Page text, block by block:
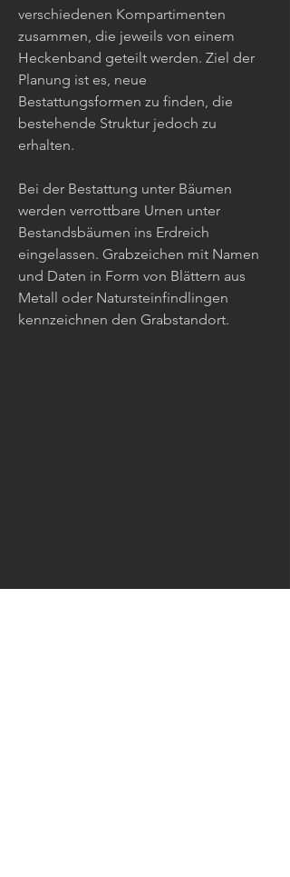
verschiedenen Kompartimenten
zusammen, die jeweils von einem
Heckenband geteilt werden. Ziel der
Planung ist es, neue
Bestattungsformen zu finden, die
bestehende Struktur jedoch zu
erhalten.
Bei der Bestattung unter Bäumen
werden verrottbare Urnen unter
Bestandsbäumen ins Erdreich
eingelassen. Grabzeichen mit Namen
und Daten in Form von Blättern aus
Metall oder Natursteinfindlingen
kennzeichnen den Grabstandort.